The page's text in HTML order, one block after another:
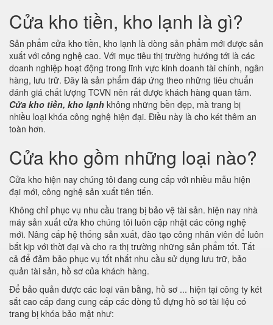
Cửa kho tiền, kho lạnh là gì?
Sản phẩm cửa kho tiền, kho lạnh là dòng sản phẩm mới được sản
xuất với công nghệ cao. Với mục tiêu thị trường hướng tới là các
doanh nghiệp hoạt động trong lĩnh vực kinh doanh tài chính, ngân
hàng, lưu trữ. Đây là sản phẩm đáp ứng theo những tiêu chuẩn
đánh giá chất lượng TCVN nên rất được khách hàng quan tâm.
Cửa kho tiền, kho lạnh không những bền đẹp, mà trang bị
nhiều loại khóa công nghệ hiện đại. Điều này là cho két thêm an
toàn hơn.
Cửa kho gồm những loại nào?
Cửa kho hiện nay chúng tôi đang cung cấp với nhiều mẫu hiện
đại mới, công nghệ sản xuất tiên tiến.
Không chỉ phục vụ nhu cầu trang bị bảo vệ tài sản. hiện nay nhà
máy sản xuất cửa kho chúng tôi luôn cập nhật các công nghệ
mới. Nâng cấp hệ thống sản xuất, đào tạo công nhân viên để luôn
bắt kịp với thời đại và cho ra thị trường những sản phẩm tốt. Tất
cả để đảm bảo phục vụ tốt nhất nhu cầu sử dụng lưu trữ, bảo
quản tài sản, hồ sơ của khách hàng.
Để bảo quản được các loại văn bằng, hồ sơ ... hiện tại công ty két
sắt cao cấp đang cung cấp các dòng tủ đựng hồ sơ tài liệu có
trang bị khóa bảo mật như: